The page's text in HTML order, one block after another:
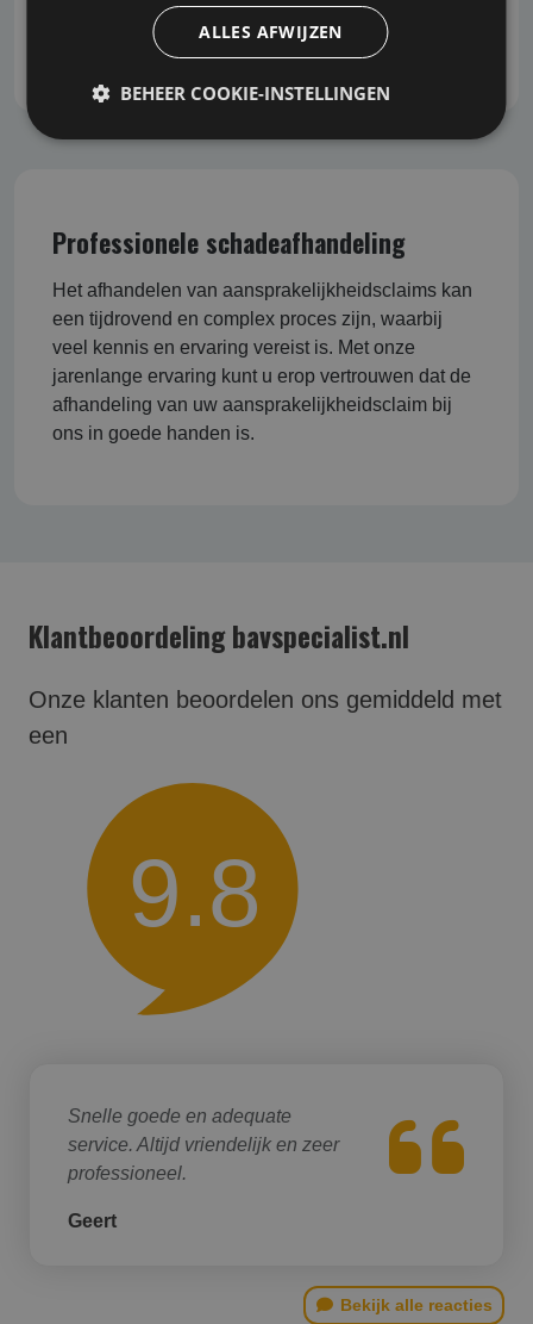
dit ten koste gaat van de grondigheid en kwaliteit
van het advies.
Professionele schadeafhandeling
Het afhandelen van aansprakelijkheidsclaims kan
een tijdrovend en complex proces zijn, waarbij
veel kennis en ervaring vereist is. Met onze
jarenlange ervaring kunt u erop vertrouwen dat de
afhandeling van uw aansprakelijkheidsclaim bij
ons in goede handen is.
Klantbeoordeling bavspecialist.nl
Onze klanten beoordelen ons gemiddeld met
een
9.8
Snelle goede en adequate
service. Altijd vriendelijk en zeer
professioneel.
Geert
Bekijk alle reacties
ALLES AFWIJZEN
BEHEER COOKIE-INSTELLINGEN